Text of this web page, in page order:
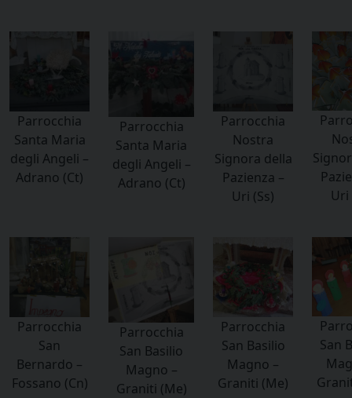
Parrocchia
Santa Maria
degli Angeli –
Adrano (Ct)
Parrocchia
Santa Maria
degli Angeli –
Adrano (Ct)
Parrocchia
Nostra
Signora della
Pazienza –
Uri (Ss)
Uri
Parrocchia
San
Bernardo –
Fossano (Cn)
Parrocchia
San Basilio
Magno –
Graniti (Me)
Parrocchia
San Basilio
Magno –
Graniti (Me)
San